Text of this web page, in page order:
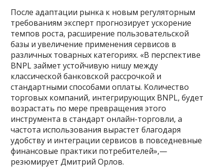
После адаптации рынка к новым регуляторным
требованиям эксперт прогнозирует ускорение
темпов роста, расширение пользовательской
базы и увеличение применения сервисов в
различных товарных категориях. «В перспективе
BNPL займет устойчивую нишу между
классической банковской рассрочкой и
стандартными способами оплаты. Количество
торговых компаний, интегрирующих BNPL, будет
возрастать по мере превращения этого
инструмента в стандарт онлайн-торговли, а
частота использования вырастет благодаря
удобству и интеграции сервисов в повседневные
финансовые практики потребителей»,—
резюмирует Дмитрий Орлов.